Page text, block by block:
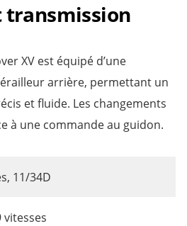
XV est équipé d’une
arrière, permettant un
et fluide. Les changements
à une commande au guidon.
11/34D
vitesses